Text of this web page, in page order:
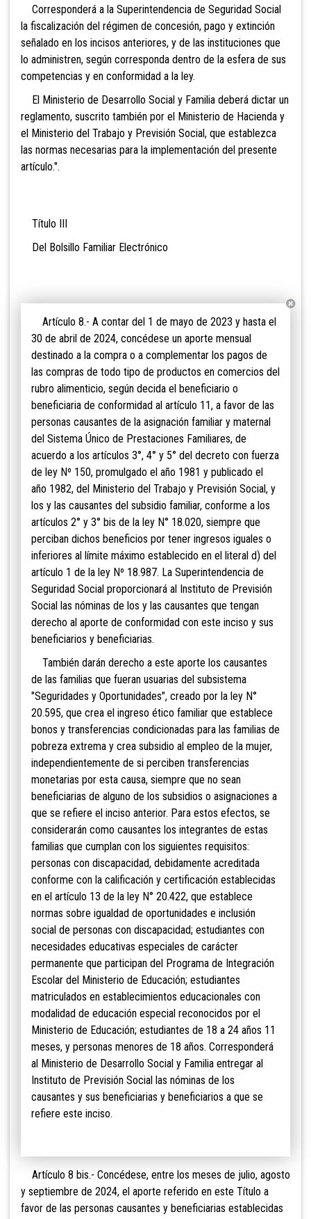
Corresponderá a la Superintendencia de Seguridad Social
la fiscalización del régimen de concesión, pago y extinción
señalado en los incisos anteriores, y de las instituciones que
lo administren, según corresponda dentro de la esfera de sus
competencias y en conformidad a la ley.
El Ministerio de Desarrollo Social y Familia deberá dictar un
reglamento, suscrito también por el Ministerio de Hacienda y
el Ministerio del Trabajo y Previsión Social, que establezca
las normas necesarias para la implementación del presente
artículo.".
Título III
Del Bolsillo Familiar Electrónico
Artículo 8.- A contar del 1 de mayo de 2023 y hasta el
30 de abril de 2024, concédese un aporte mensual
destinado a la compra o a complementar los pagos de
las compras de todo tipo de productos en comercios del
rubro alimenticio, según decida el beneficiario o
beneficiaria de conformidad al artículo 11, a favor de las
personas causantes de la asignación familiar y maternal
del Sistema Único de Prestaciones Familiares, de
acuerdo a los artículos 3°, 4° y 5° del decreto con fuerza
de ley Nº 150, promulgado el año 1981 y publicado el
año 1982, del Ministerio del Trabajo y Previsión Social, y
los y las causantes del subsidio familiar, conforme a los
artículos 2° y 3° bis de la ley N° 18.020, siempre que
perciban dichos beneficios por tener ingresos iguales o
inferiores al límite máximo establecido en el literal d) del
artículo 1 de la ley Nº 18.987. La Superintendencia de
Seguridad Social proporcionará al Instituto de Previsión
Social las nóminas de los y las causantes que tengan
derecho al aporte de conformidad con este inciso y sus
beneficiarios y beneficiarias.
También darán derecho a este aporte los causantes
de las familias que fueran usuarias del subsistema
"Seguridades y Oportunidades", creado por la ley N°
20.595, que crea el ingreso ético familiar que establece
bonos y transferencias condicionadas para las familias de
pobreza extrema y crea subsidio al empleo de la mujer,
independientemente de si perciben transferencias
monetarias por esta causa, siempre que no sean
beneficiarias de alguno de los subsidios o asignaciones a
que se refiere el inciso anterior. Para estos efectos, se
considerarán como causantes los integrantes de estas
familias que cumplan con los siguientes requisitos:
personas con discapacidad, debidamente acreditada
conforme con la calificación y certificación establecidas
en el artículo 13 de la ley N° 20.422, que establece
normas sobre igualdad de oportunidades e inclusión
social de personas con discapacidad; estudiantes con
necesidades educativas especiales de carácter
permanente que participan del Programa de Integración
Escolar del Ministerio de Educación; estudiantes
matriculados en establecimientos educacionales con
modalidad de educación especial reconocidos por el
Ministerio de Educación; estudiantes de 18 a 24 años 11
meses, y personas menores de 18 años. Corresponderá
al Ministerio de Desarrollo Social y Familia entregar al
Instituto de Previsión Social las nóminas de los
causantes y sus beneficiarias y beneficiarios a que se
refiere este inciso.
Artículo 8 bis.- Concédese, entre los meses de julio, agosto
y septiembre de 2024, el aporte referido en este Título a
favor de las personas causantes y beneficiarias establecidas